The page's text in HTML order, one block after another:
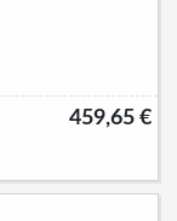
459,65 €